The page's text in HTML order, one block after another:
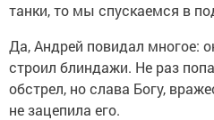
танки, то мы спускаемся в
Да, Андрей повидал многое:
строил блиндажи. Не раз
обстрел, но слава Богу,
не зацепила его.